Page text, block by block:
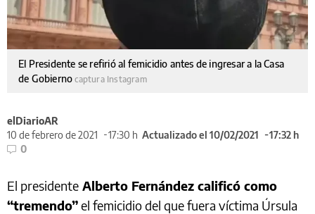
El Presidente se refirió al femicidio antes de ingresar a la Casa
de Gobiernocaptura Instagram
elDiarioAR
10 de febrero de 2021
17:30 h Actualizado el 10/02/2021
17:32 h
0
El presidente Alberto Fernández calificó como
“tremendo”el femicidio del que fuera víctima Úrsula